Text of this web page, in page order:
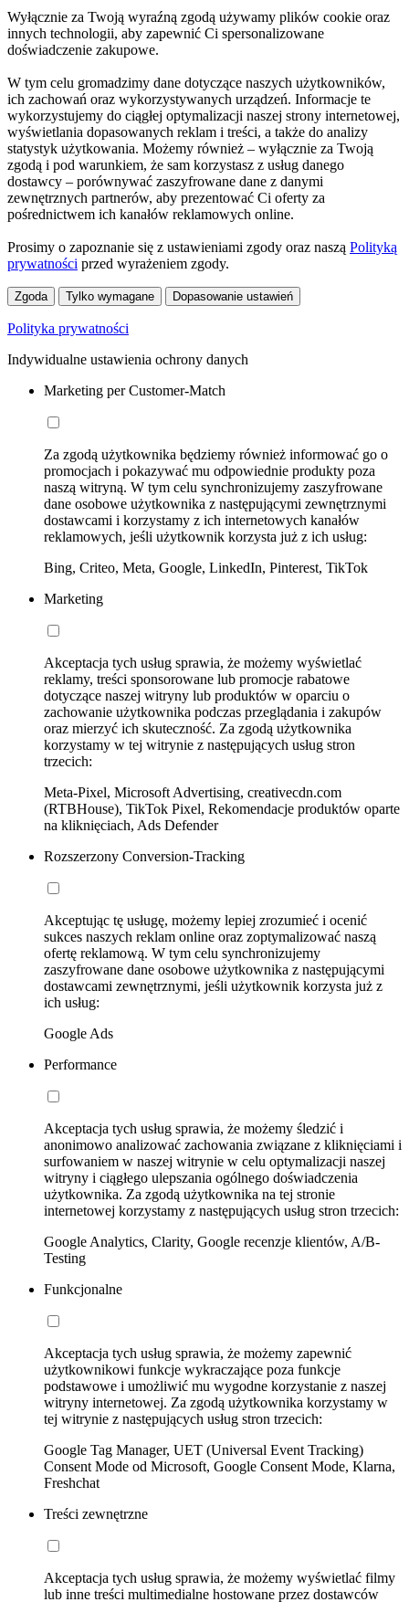
Wyłącznie za Twoją wyraźną zgodą używamy plików cookie oraz
innych technologii, aby zapewnić Ci spersonalizowane
doświadczenie zakupowe.
W tym celu gromadzimy dane dotyczące naszych użytkowników,
ich zachowań oraz wykorzystywanych urządzeń. Informacje te
wykorzystujemy do ciągłej optymalizacji naszej strony internetowej,
wyświetlania dopasowanych reklam i treści, a także do analizy
statystyk użytkowania. Możemy również – wyłącznie za Twoją
zgodą i pod warunkiem, że sam korzystasz z usług danego
dostawcy – porównywać zaszyfrowane dane z danymi
zewnętrznych partnerów, aby prezentować Ci oferty za
pośrednictwem ich kanałów reklamowych online.
Prosimy o zapoznanie się z ustawieniami zgody oraz naszą Polityką
prywatności przed wyrażeniem zgody.
Zgoda Tylko wymagane Dopasowanie ustawień
Polityka prywatności
Indywidualne ustawienia ochrony danych
Marketing per Customer-Match
Za zgodą użytkownika będziemy również informować go o
promocjach i pokazywać mu odpowiednie produkty poza
naszą witryną. W tym celu synchronizujemy zaszyfrowane
dane osobowe użytkownika z następującymi zewnętrznymi
dostawcami i korzystamy z ich internetowych kanałów
reklamowych, jeśli użytkownik korzysta już z ich usług:
Bing, Criteo, Meta, Google, LinkedIn, Pinterest, TikTok
Marketing
Akceptacja tych usług sprawia, że możemy wyświetlać
reklamy, treści sponsorowane lub promocje rabatowe
dotyczące naszej witryny lub produktów w oparciu o
zachowanie użytkownika podczas przeglądania i zakupów
oraz mierzyć ich skuteczność. Za zgodą użytkownika
korzystamy w tej witrynie z następujących usług stron
trzecich:
Meta-Pixel, Microsoft Advertising, creativecdn.com
(RTBHouse), TikTok Pixel, Rekomendacje produktów oparte
na kliknięciach, Ads Defender
Rozszerzony Conversion-Tracking
Akceptując tę usługę, możemy lepiej zrozumieć i ocenić
sukces naszych reklam online oraz zoptymalizować naszą
ofertę reklamową. W tym celu synchronizujemy
zaszyfrowane dane osobowe użytkownika z następującymi
dostawcami zewnętrznymi, jeśli użytkownik korzysta już z
ich usług:
Google Ads
Performance
Akceptacja tych usług sprawia, że możemy śledzić i
anonimowo analizować zachowania związane z kliknięciami i
surfowaniem w naszej witrynie w celu optymalizacji naszej
witryny i ciągłego ulepszania ogólnego doświadczenia
użytkownika. Za zgodą użytkownika na tej stronie
internetowej korzystamy z następujących usług stron trzecich:
Google Analytics, Clarity, Google recenzje klientów, A/B-
Testing
Funkcjonalne
Akceptacja tych usług sprawia, że możemy zapewnić
użytkownikowi funkcje wykraczające poza funkcje
podstawowe i umożliwić mu wygodne korzystanie z naszej
witryny internetowej. Za zgodą użytkownika korzystamy w
tej witrynie z następujących usług stron trzecich:
Google Tag Manager, UET (Universal Event Tracking)
Consent Mode od Microsoft, Google Consent Mode, Klarna,
Freshchat
Treści zewnętrzne
Akceptacja tych usług sprawia, że możemy wyświetlać filmy
lub inne treści multimedialne hostowane przez dostawców